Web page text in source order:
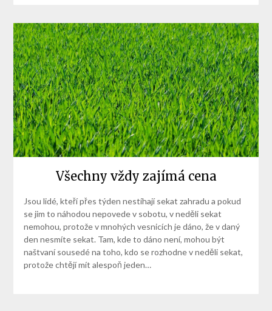
Všechny vždy zajímá cena
Jsou lidé, kteří přes týden nestíhají sekat zahradu a pokud
se jim to náhodou nepovede v sobotu, v neděli sekat
nemohou, protože v mnohých vesnicích je dáno, že v daný
den nesmíte sekat. Tam, kde to dáno není, mohou být
naštvaní sousedé na toho, kdo se rozhodne v neděli sekat,
protože chtějí mít alespoň jeden…